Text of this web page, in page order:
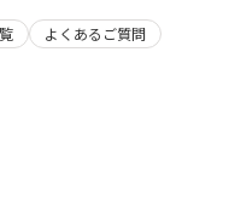
よくあるご質問